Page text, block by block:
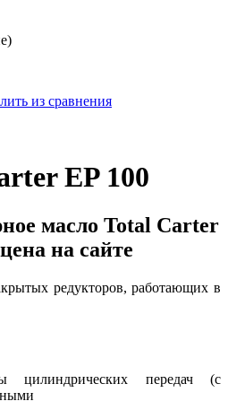
из сравнения
EP 100
масло Total Carter
на сайте
редукторов, работающих в
цилиндрических передач (с